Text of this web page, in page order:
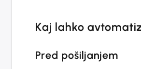
Kaj lahko
Pred pošiljanjem